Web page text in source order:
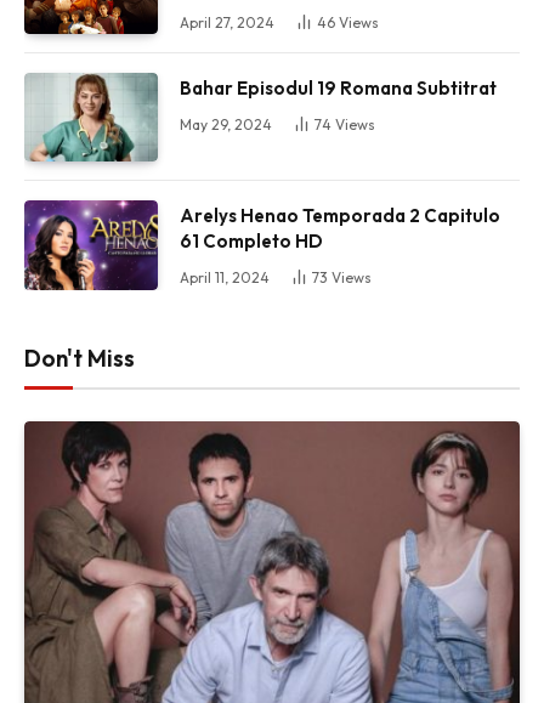
April 27, 2024 46 Views
Bahar Episodul 19 Romana Subtitrat
May 29, 2024 74 Views
Arelys Henao Temporada 2 Capitulo
61 Completo HD
April 11, 2024 73 Views
Don't Miss